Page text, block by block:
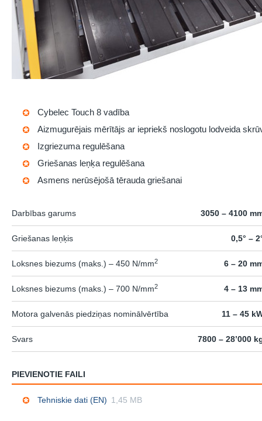
Cybelec Touch 8 vadība
Aizmugurējais mērītājs ar iepriekš noslogotu lodveida
Izgriezuma regulēšana
Griešanas leņķa regulēšana
Asmens nerūsējošā tērauda griešanai
Darbības garums 3050 – 4100
Griešanas leņķis 0,5° –
Loksnes biezums (maks.) – 450 N/mm2 6 – 20
Loksnes biezums (maks.) – 700 N/mm2 4 – 13
Motora galvenās piedziņas nominālvērtība 11 – 45
Svars 7800 – 28’000
PIEVIENOTIE FAILI
Tehniskie dati (EN) 1,45 MB